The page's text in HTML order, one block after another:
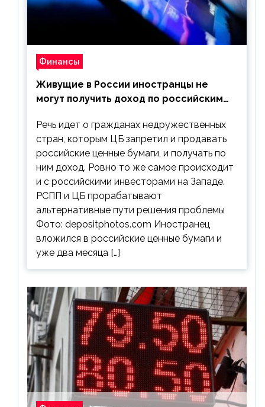
Финансы
Живущие в России иностранцы не
могут получить доход по российским
Речь идет о гражданах недружественных
стран, которым ЦБ запретил и продавать
российские ценные бумаги, и получать по
ним доход. Ровно то же самое происходит
и с российскими инвесторами на Западе.
РСПП и ЦБ прорабатывают
альтернативные пути решения проблемы
Фото: depositphotos.com Иностранец
вложился в российские ценные бумаги и
уже два месяца […]